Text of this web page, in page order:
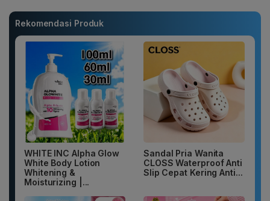
Rekomendasi Produk
WHITE INC Alpha Glow
White Body Lotion
Whitening &
Moisturizing |...
Sandal Pria Wanita
CLOSS Waterproof Anti
Slip Cepat Kering Anti...